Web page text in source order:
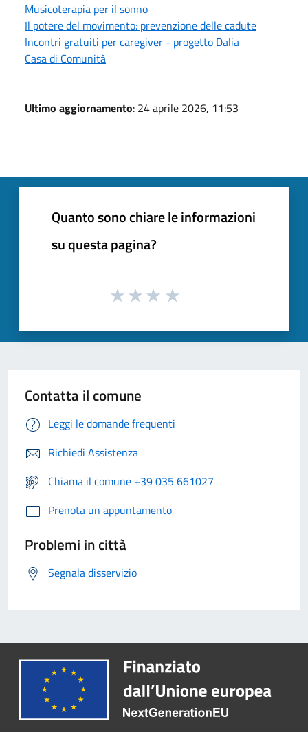
Musicoterapia per il sonno
Il potere del movimento: prevenzione delle cadute
Incontri gratuiti per caregiver - progetto Dalia
Casa di Comunità
Ultimo aggiornamento: 24 aprile 2026, 11:53
Quanto sono chiare le informazioni
su questa pagina?
Contatta il comune
Leggi le domande frequenti
Richiedi Assistenza
Chiama il comune +39 035 661027
Prenota un appuntamento
Problemi in città
Segnala disservizio